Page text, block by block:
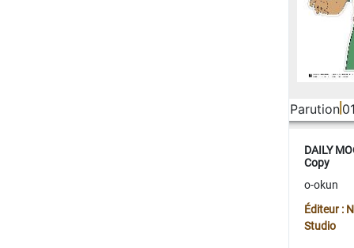
Parution
DAILY
Copy
o-okun
Éditeur :
Studio